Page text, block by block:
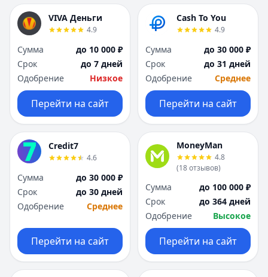
VIVA Деньги
4.9
Сумма
до 10 000 ₽
Срок
до 7 дней
Одобрение
Низкое
Перейти на сайт
Cash To You
4.9
Сумма
до 30 000 ₽
Срок
до 31 дней
Одобрение
Среднее
Перейти на сайт
Credit7
4.6
Сумма
до 30 000 ₽
Срок
до 30 дней
Одобрение
Среднее
Перейти на сайт
MoneyMan
4.8
(18отзывов)
Сумма
до 100 000 ₽
Срок
до 364 дней
Одобрение
Высокое
Перейти на сайт